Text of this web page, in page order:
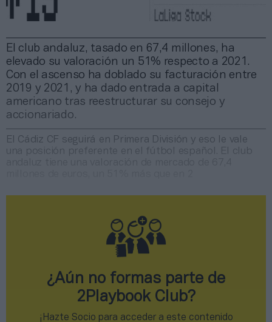
El club andaluz, tasado en 67,4 millones, ha
elevado su valoración un 51% respecto a 2021.
Con el ascenso ha doblado su facturación entre
2019 y 2021, y ha dado entrada a capital
americano tras reestructurar su consejo y
accionariado.
El Cádiz CF seguirá en Primera División y eso le vale
una posición preferente en el fútbol español. El club
¿Aún no formas parte de
2Playbook Club?
¡Hazte Socio para acceder a este contenido